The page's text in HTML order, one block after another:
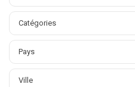
Catégories
Pays
Ville